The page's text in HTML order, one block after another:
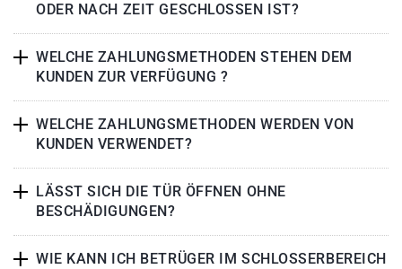
ODER NACH ZEIT GESCHLOSSEN IST?
WELCHE ZAHLUNGSMETHODEN STEHEN DEM
KUNDEN ZUR VERFÜGUNG ?
WELCHE ZAHLUNGSMETHODEN WERDEN VON
KUNDEN VERWENDET?
LÄSST SICH DIE TÜR ÖFFNEN OHNE
BESCHÄDIGUNGEN?
WIE KANN ICH BETRÜGER IM SCHLOSSERBEREICH